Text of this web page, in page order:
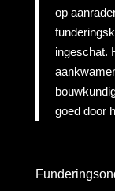
op
ingeschat.
goed door